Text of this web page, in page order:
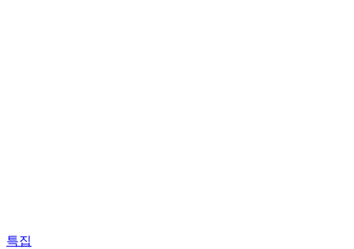
Posted
특집